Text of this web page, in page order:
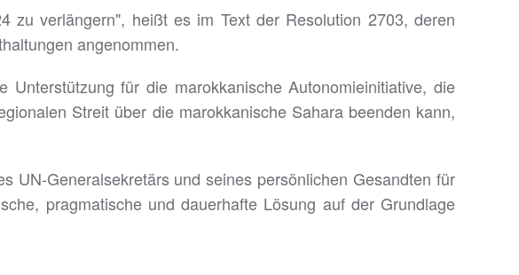
zu verlängern", heißt es im Text der Resolution 2703, deren
angenommen.
für die marokkanische Autonomieinitiative, die
Streit über die marokkanische Sahara beenden kann,
UN-Generalsekretärs und seines persönlichen Gesandten für
pragmatische und dauerhafte Lösung auf der Grundlage